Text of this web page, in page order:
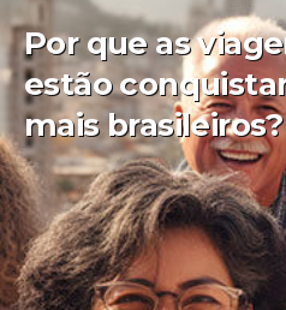
Por que as
estão
mais brasileiros?